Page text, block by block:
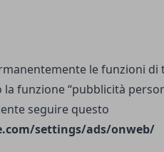
le funzioni di
funzione “pubblicità
seguire questo
settings/ads/onweb/